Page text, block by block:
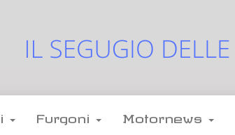
auto
Furgoni Motornews